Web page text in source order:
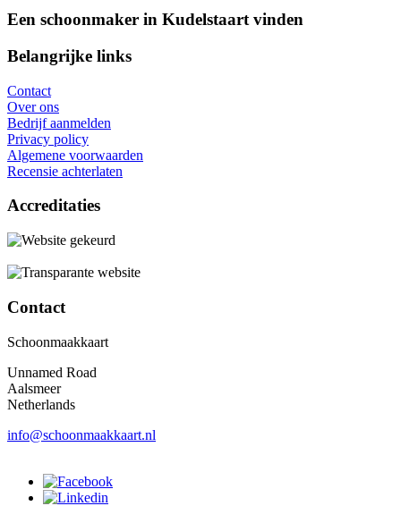
Een schoonmaker in Kudelstaart vinden
Belangrijke links
Contact
Over ons
Bedrijf aanmelden
Privacy policy
Algemene voorwaarden
Recensie achterlaten
Accreditaties
Contact
Schoonmaakkaart
Unnamed Road
Aalsmeer
Netherlands
info@schoonmaakkaart.nl